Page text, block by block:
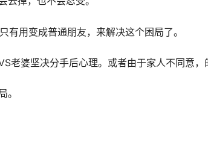
有用变成普通朋友，来解决这个困局了。
老婆坚决分手后心理。或者由于家人不同意，
。